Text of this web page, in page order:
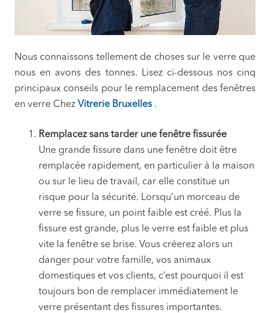
Nous connaissons tellement de choses sur le verre que
nous en avons des tonnes. Lisez ci-dessous nos cinq
principaux conseils pour le remplacement des fenêtres
en verre Chez Vitrerie Bruxelles .
Remplacez sans tarder une fenêtre fissurée
Une grande fissure dans une fenêtre doit être
remplacée rapidement, en particulier à la maison
ou sur le lieu de travail, car elle constitue un
risque pour la sécurité. Lorsqu’un morceau de
verre se fissure, un point faible est créé. Plus la
fissure est grande, plus le verre est faible et plus
vite la fenêtre se brise. Vous créerez alors un
danger pour votre famille, vos animaux
domestiques et vos clients, c’est pourquoi il est
toujours bon de remplacer immédiatement le
verre présentant des fissures importantes.